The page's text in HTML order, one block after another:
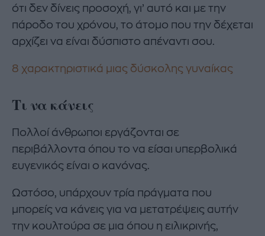
ότι δεν δίνεις προσοχή, γι’ αυτό και με την
πάροδο του χρόνου, το άτομο που την δέχεται
αρχίζει να είναι δύσπιστο απέναντι σου.
8 χαρακτηριστικά μιας δύσκολης γυναίκας
Τι να κάνεις
Πολλοί άνθρωποι εργάζονται σε
περιβάλλοντα όπου το να είσαι υπερβολικά
ευγενικός είναι ο κανόνας.
Ωστόσο, υπάρχουν τρία πράγματα που
μπορείς να κάνεις για να μετατρέψεις αυτήν
την κουλτούρα σε μια όπου η ειλικρινής,